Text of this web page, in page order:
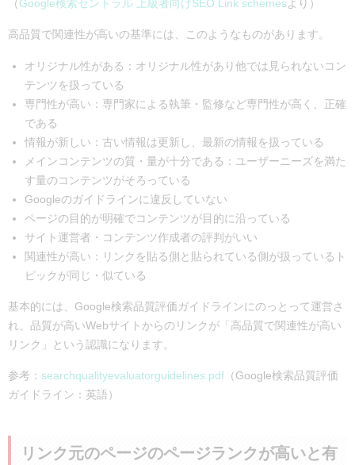
（Google検索セントラル 上級者向けSEO Link schemesより）
高品質で関連性が高いの基準には、このようなものがあります。
オリジナル性がある：オリジナル性があり他では見られないコン
テンツを扱っている
専門性が高い：専門家による執筆・監修など専門性が高く、正確
である
情報が新しい：古い情報は更新し、最新の情報を扱っている
メインコンテンツの質・量が十分である：ユーザーニーズを満た
す量のコンテンツがそろっている
Googleのガイドラインに違反していない
ページの目的が明確でコンテンツが目的に沿っている
サイト運営者・コンテンツ作成者の評判がいい
関連性が高い：リンクを貼る側と貼られている側が扱っているト
ピックが同じ・似ている
基本的には、Google検索品質評価ガイドラインにのっとって運営さ
れ、品質が高いWebサイトからのリンクが「高品質で関連性が高い
リンク」という認識になります。
参考： searchqualityevaluatorguidelines.pdf （Google検索品質評価
ガイドライン：英語）
リンク元のページのページランクが高いと有